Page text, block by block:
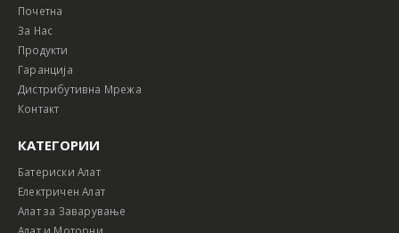
Почетна
За Нас
Продукти
Гаранција
Дистрибутивна Мрежа
Контакт
КАТЕГОРИИ
Батериски Алат
Електричен Алат
Алат за Заварување